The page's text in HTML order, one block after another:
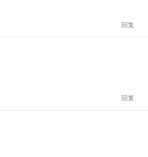
回复
回复